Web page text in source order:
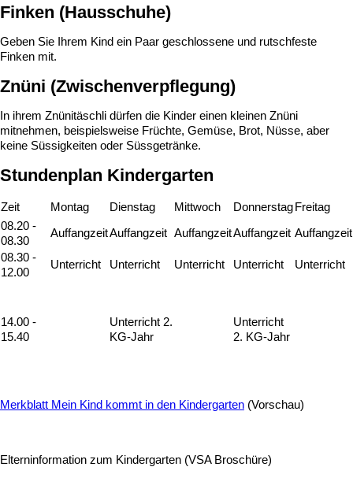
Finken (Hausschuhe)
Geben Sie Ihrem Kind ein Paar geschlossene und rutschfeste
Finken mit.
Znüni (Zwischenverpflegung)
In ihrem Znünitäschli dürfen die Kinder einen kleinen Znüni
mitnehmen, beispielsweise Früchte, Gemüse, Brot, Nüsse, aber
keine Süssigkeiten oder Süssgetränke.
Stundenplan Kindergarten
Zeit Montag Dienstag Mittwoch Donnerstag Freitag
08.20 -
08.30
AuffangzeitAuffangzeit AuffangzeitAuffangzeit Auffangzeit
08.30 -
12.00
Unterricht Unterricht Unterricht Unterricht Unterricht
14.00 -
15.40
Unterricht 2.
KG-Jahr
Unterricht
2. KG-Jahr
Merkblatt Mein Kind kommt in den Kindergarten (Vorschau)
Elterninformation zum Kindergarten (VSA Broschüre)